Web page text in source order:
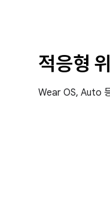
적응형
Wear OS, Auto